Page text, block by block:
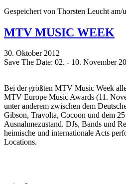
Gespeichert von Thorsten Leucht am/
MTV MUSIC WEEK
30. Oktober 2012
Save The Date: 02. - 10. November
Bei der größten MTV Music Week
MTV Europe Music Awards (11.
unter anderem zwischen dem
Gibson, Travolta, Cocoon und dem
Ausnahmezustand. DJs, Bands und
heimische und internationale Acts
Locations.